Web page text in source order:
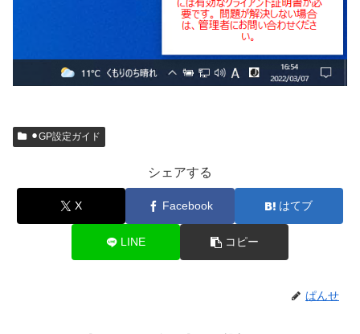
⚫︎GP設定ガイド
シェアする
X Facebook はてブ
LINE コピー
ぱんせ